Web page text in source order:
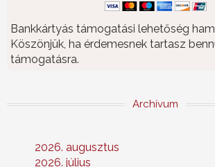
Bankkártyás támogatási lehetőség
Köszönjük, ha érdemesnek tartasz
támogatásra.
Archívum
2026. augusztus
2026. július